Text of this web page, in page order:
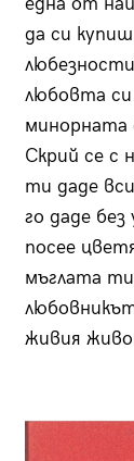
да си
любовта
минорната
Скрий се с
ти даде
го даде
посее
мъглата
живия